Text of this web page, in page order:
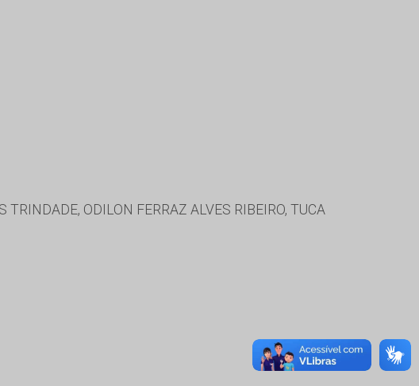
ODILON FERRAZ ALVES RIBEIRO, TUCA